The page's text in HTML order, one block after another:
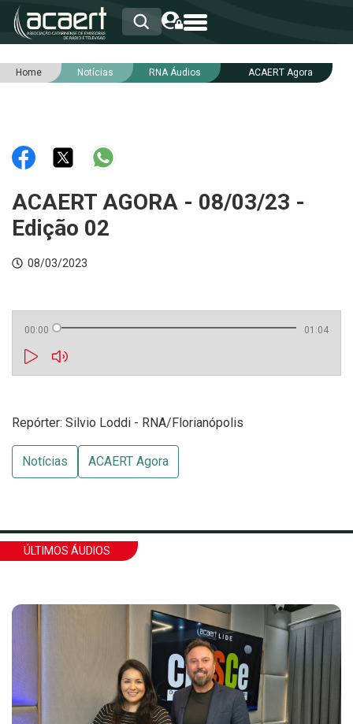
HOME
RNA
NOTÍCIAS
INTEGRIDADE
Home Notícias RNA Áudios ACAERT Agora
ACAERT AGORA - 08/03/23 -
Edição 02
08/03/2023
00:00 01:04
Repórter: Silvio Loddi - RNA/Florianópolis
Notícias ACAERT Agora
ÚLTIMOS ÁUDIOS